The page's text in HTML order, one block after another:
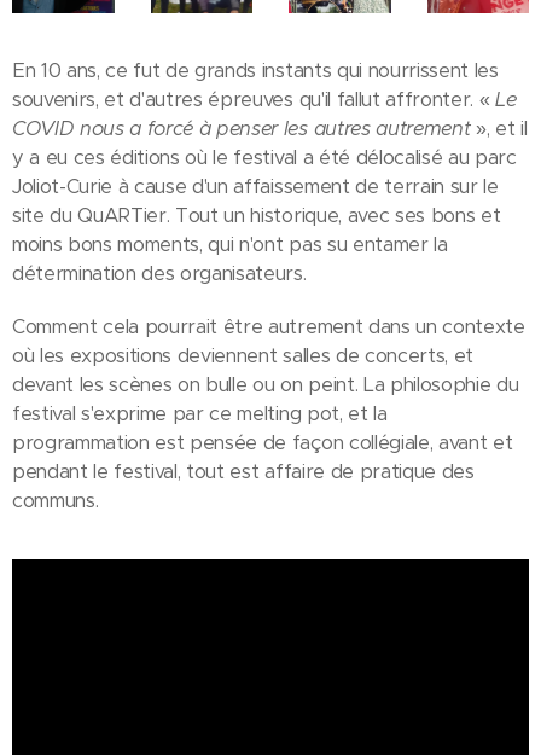
En 10 ans, ce fut de grands instants qui nourrissent les
souvenirs, et d'autres épreuves qu'il fallut affronter. « Le
COVID nous a forcé à penser les autres autrement», et il
y a eu ces éditions où le festival a été délocalisé au parc
Joliot-Curie à cause d'un affaissement de terrain sur le
site du QuARTier. Tout un historique, avec ses bons et
moins bons moments, qui n'ont pas su entamer la
détermination des organisateurs.
Comment cela pourrait être autrement dans un contexte
où les expositions deviennent salles de concerts, et
devant les scènes on bulle ou on peint. La philosophie du
festival s'exprime par ce melting pot, et la
programmation est pensée de façon collégiale, avant et
pendant le festival, tout est affaire de pratique des
communs.